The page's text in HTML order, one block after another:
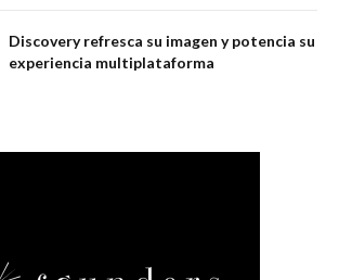
Discovery refresca su imagen y potencia su
experiencia multiplataforma